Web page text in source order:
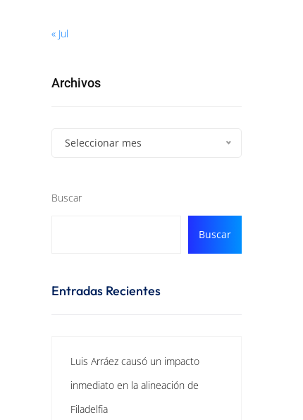
« Jul
Archivos
Seleccionar mes
Buscar
Buscar
Entradas Recientes
Luis Arráez causó un impacto
inmediato en la alineación de
Filadelfia